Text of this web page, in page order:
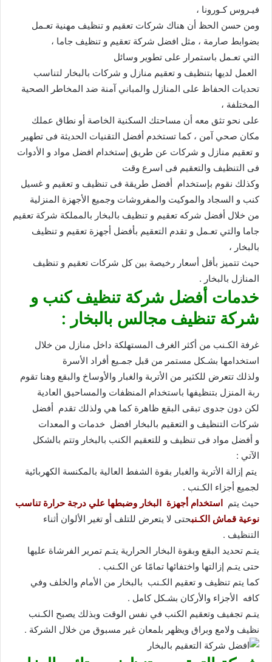
فيـروس كـورونا ،
ومن حسن الحظ أن هناك شركات تعقيم و تنظيف مهنية تعـمل
بضوابط صارمة ، مثل افضل شركة تعقيم و تنظيف جاما ،
التي تعـمل باستمرار على تطوير وسائل
العمل لديها بتنظيف و تعقيم منازل و شركات بالبخار لتناسب
تحديات الحفاظ على المنازل والمباني آمنة ضد المخاطر الصحية
المختلفة ،
على نحو تثق معه أن مساحتك السكنية الخاصة أو نطاق عملك
مكان صحي آمن ، كما تستخدم أفضل التقنيات الحديثة فى تطهير
و تعقيم منازل و شركات عن طريق إستخدام افضل مواد و الأدوات
فى التنظيف والتعقيم فى اسرع وقت
وكذلك نقوم بإستخدام أفضل طريقة فى تنظيف و تعقيم و غسيل
كنب و السجاد والموكيت والمفروشات وجميع الأجهزة المنزلية
من خلال أفضل شركه تعقيم و تنظيف بالبخار بالمملكة شركة تعقيم
جاما والتي تعـمل و تقدم التعقيم بأفضل أجهزة تعقيم و تنظيف
بالبخار ،
حيث تتميز بأقل أسعار رخيصة بين كل شركات تعقيم و تنظيف
المنازل بالبخار .
خدمات أفضل شركة تنظيف كنب و
شركة تنظيف مجالس بالبخار :
غرفة الكـنب من أكثر الغرف المستهلكة داخل منازل من خلال
استخدامها بشـكل مستمر من قبل جمـيع أفراد الأسرة
ولذلك تتعرض للكثير من الأتربة والغبار والأوساخ والبقع وهنا تقوم
ربة المنزل بتنظيفها باستخدام المنظفات والمساحيق العادية
لكن دون جدوى تبقى البقع ظاهرة كما هي ولذلك تقدم أفضل
شركات التنظيف و التعقيم بالبخار افضل خدمات و المعدات
و أفضل مواد فى تنظيف و للتعقيم الكنب بالبخار وتتم بالشكل
الآتي :
يتم إزالة الأتربة والغبار بقوة الشفط العالية بالمكنسة الكهربائية
لجميع أجزاء الكـنب .
حيث يتم استخدام أجهزة البخار وضبطها علي درجة حرارة تناسب
نوعية قماش الكـنبحتى لا يتعرض للتلف أو تغير الألوان أثناء
التنظيف .
يتـم تحديد البقع وبقوة البخار الحرارية يتـم تمرير الفرشاة عليها
حتى يتـم إزالتها واختفائها تمامًا عن الكـنب .
كما يتم تنظيف و تعقيم الكـنب بالبخار من الأمام والخلف وفي
كافه الأجزاء والأركان بشـكل كامل .
يتـم تجفيف وتعقيم الكنب في نفس الوقت وبذلك يصبح الكـنب
نظيف ولامع وبراق ويظهر بلمعان غير مسبوق من خلال الشركة .